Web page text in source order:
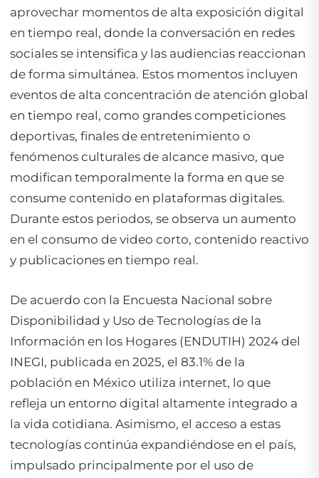
aprovechar momentos de alta exposición digital
en tiempo real, donde la conversación en redes
sociales se intensifica y las audiencias reaccionan
de forma simultánea. Estos momentos incluyen
eventos de alta concentración de atención global
en tiempo real, como grandes competiciones
deportivas, finales de entretenimiento o
fenómenos culturales de alcance masivo, que
modifican temporalmente la forma en que se
consume contenido en plataformas digitales.
Durante estos periodos, se observa un aumento
en el consumo de video corto, contenido reactivo
y publicaciones en tiempo real.
De acuerdo con la Encuesta Nacional sobre
Disponibilidad y Uso de Tecnologías de la
Información en los Hogares (ENDUTIH) 2024 del
INEGI, publicada en 2025, el 83.1% de la
población en México utiliza internet, lo que
refleja un entorno digital altamente integrado a
la vida cotidiana. Asimismo, el acceso a estas
tecnologías continúa expandiéndose en el país,
impulsado principalmente por el uso de